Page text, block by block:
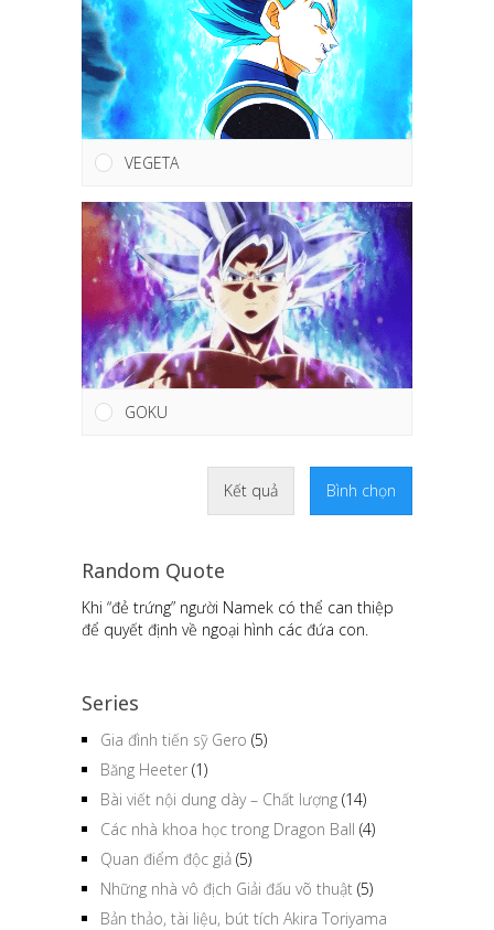
VEGETA
GOKU
Kết quả Bình chọn
Random Quote
Khi “đẻ trứng” người Namek có thể can thiệp
để quyết định về ngoại hình các đứa con.
Series
Gia đình tiến sỹ Gero (5)
Băng Heeter (1)
Bài viết nội dung dày – Chất lượng (14)
Các nhà khoa học trong Dragon Ball (4)
Quan điểm độc giả (5)
Những nhà vô địch Giải đấu võ thuật (5)
Bản thảo, tài liệu, bút tích Akira Toriyama